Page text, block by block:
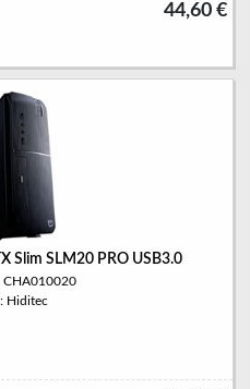
44,60 €
Slim SLM20 PRO USB3.0
CHA010020
Hiditec